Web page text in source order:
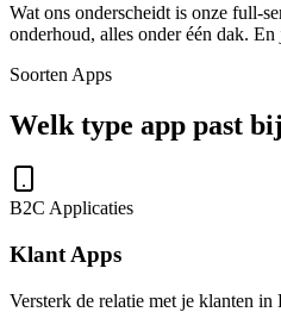
Wat ons onderscheidt is onze full-
onderhoud, alles onder één dak.
Soorten Apps
Welk type app past
B2C Applicaties
Klant Apps
Versterk de relatie met je klanten